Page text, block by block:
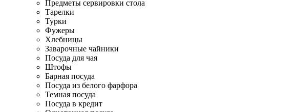
Предметы сервировки стола
Тарелки
Турки
Фужеры
Хлебницы
Заварочные чайники
Посуда для чая
Штофы
Барная посуда
Посуда из белого фарфора
Темная посуда
Посуда в кредит